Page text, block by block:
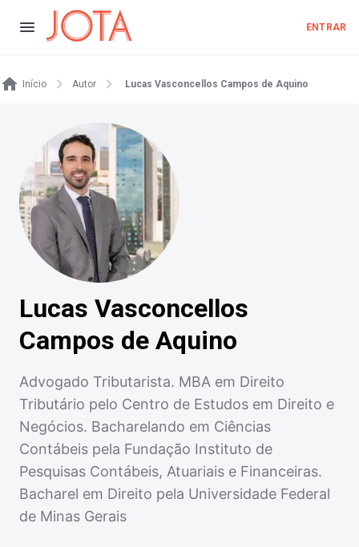
ENTRAR
Início Autor Lucas Vasconcellos Campos de Aquino
Lucas Vasconcellos
Campos de Aquino
Advogado Tributarista. MBA em Direito
Tributário pelo Centro de Estudos em Direito e
Negócios. Bacharelando em Ciências
Contábeis pela Fundação Instituto de
Pesquisas Contábeis, Atuariais e Financeiras.
Bacharel em Direito pela Universidade Federal
de Minas Gerais